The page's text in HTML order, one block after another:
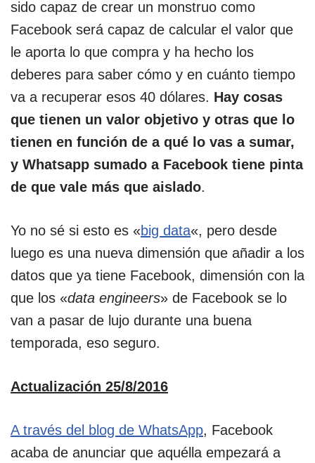
sido capaz de crear un monstruo como
Facebook será capaz de calcular el valor que
le aporta lo que compra y ha hecho los
deberes para saber cómo y en cuánto tiempo
va a recuperar esos 40 dólares. Hay cosas
que tienen un valor objetivo y otras que lo
tienen en función de a qué lo vas a sumar,
y Whatsapp sumado a Facebook tiene pinta
de que vale más que aislado.
Yo no sé si esto es «big data«, pero desde
luego es una nueva dimensión que añadir a los
datos que ya tiene Facebook, dimensión con la
que los «data engineers» de Facebook se lo
van a pasar de lujo durante una buena
temporada, eso seguro.
Actualización 25/8/2016
A través del blog de WhatsApp, Facebook
acaba de anunciar que aquélla empezará a